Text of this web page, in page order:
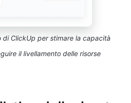
di ClickUp per stimare la capacità
il livellamento delle risorse